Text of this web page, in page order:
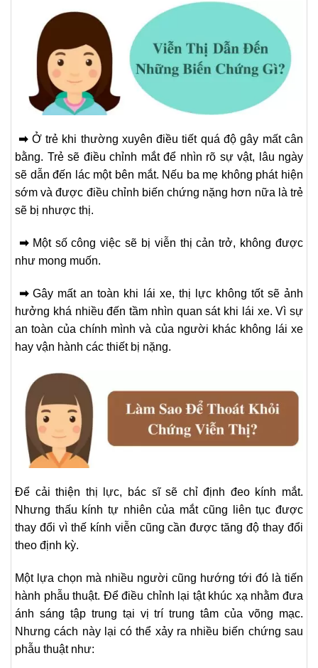
➡Ở trẻ khi thường xuyên điều tiết quá độ gây mất cân
bằng. Trẻ sẽ điều chỉnh mắt để nhìn rõ sự vật, lâu ngày
sẽ dẫn đến lác một bên mắt. Nếu ba mẹ không phát hiện
sớm và được điều chỉnh biến chứng nặng hơn nữa là trẻ
sẽ bị nhược thị.
➡Một số công việc sẽ bị viễn thị cản trở, không được
như mong muốn.
➡Gây mất an toàn khi lái xe, thị lực không tốt sẽ ảnh
hưởng khá nhiều đến tầm nhìn quan sát khi lái xe. Vì sự
an toàn của chính mình và của người khác không lái xe
hay vận hành các thiết bị nặng.
Để cải thiện thị lực, bác sĩ sẽ chỉ định đeo kính mắt.
Nhưng thấu kính tự nhiên của mắt cũng liên tục được
thay đổi vì thế kính viễn cũng cần được tăng độ thay đổi
theo định kỳ.
Một lựa chọn mà nhiều người cũng hướng tới đó là tiến
hành phẫu thuật. Để điều chỉnh lại tật khúc xạ nhằm đưa
ánh sáng tập trung tại vị trí trung tâm của võng mạc.
Nhưng cách này lại có thể xảy ra nhiều biến chứng sau
phẫu thuật như: